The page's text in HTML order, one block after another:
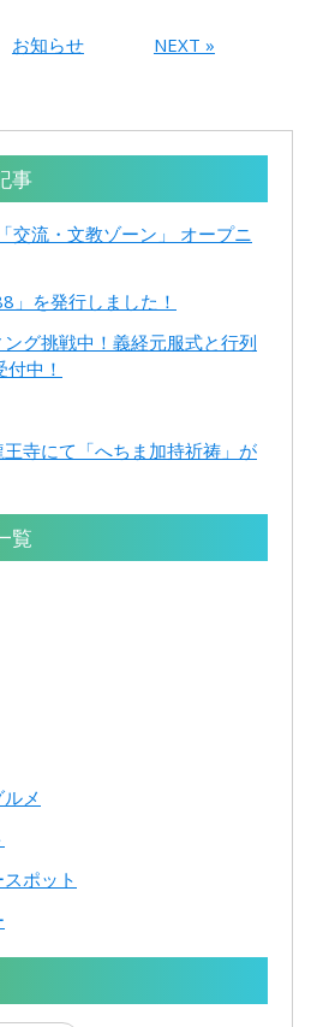
お知らせ NEXT »
事
交流・文教ゾーン」 オープニ
」を発行しました！
グ挑戦中！義経元服式と行列
中！
寺にて「へちま加持祈祷」が
覧
メ
ポット